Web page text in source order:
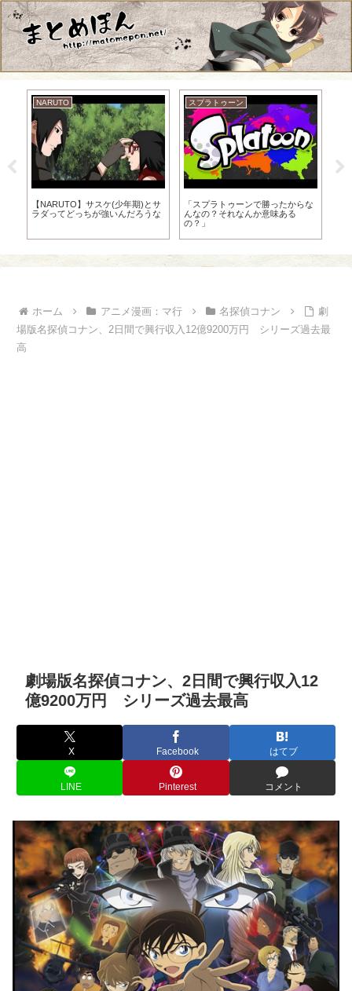
NARUTO
【NARUTO】サスケ(少年期)とサ
ラダってどっちが強いんだろうな
スプラトゥーン
「スプラトゥーンで勝ったからな
んなの？それなんか意味ある
の？」
ホーム アニメ漫画：マ行 名探偵コナン
劇
場版名探偵コナン、2日間で興行収入12億9200万円 シリーズ過去最
高
劇場版名探偵コナン、2日間で興行収入12
億9200万円 シリーズ過去最高
X Facebook はてブ
LINE Pinterest コメント